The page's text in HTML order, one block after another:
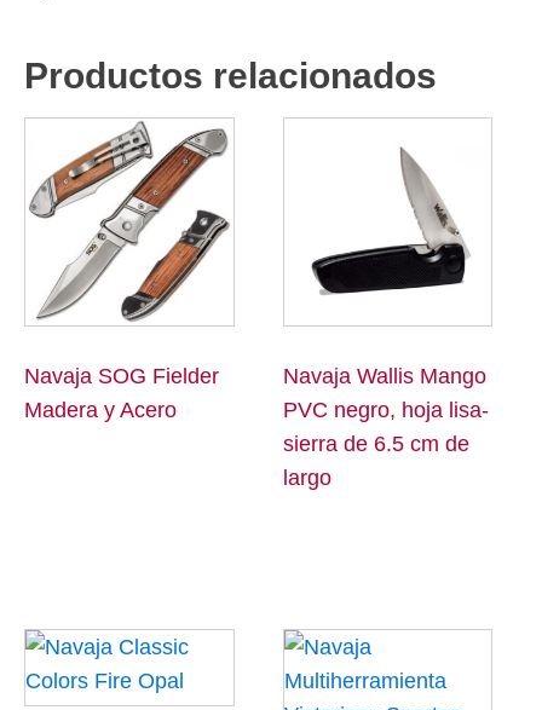
Productos relacionados
Navaja SOG Fielder
Madera y Acero
Navaja Wallis Mango
PVC negro, hoja lisa-
sierra de 6.5 cm de
largo